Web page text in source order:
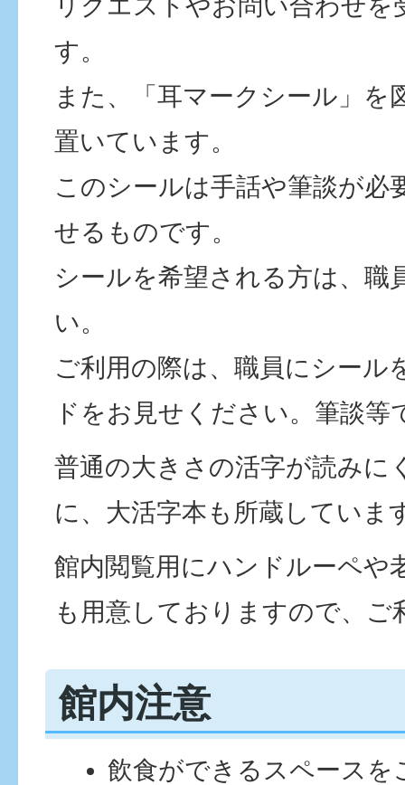
リクエストやお問い合わせを
す。
また、「耳マークシール」を
置いています。
このシールは手話や筆談が必
せるものです。
シールを希望される方は、職
い。
ご利用の際は、職員にシール
ドをお見せください。筆談等
普通の大きさの活字が読みに
に、大活字本も所蔵していま
館内閲覧用にハンドルーペや
も用意しておりますので、ご
館内注意
飲食ができるスペースを